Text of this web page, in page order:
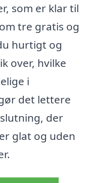
som er klar til
tre gratis og
hurtigt og
over, hvilke
i
det lettere
der
glat og uden